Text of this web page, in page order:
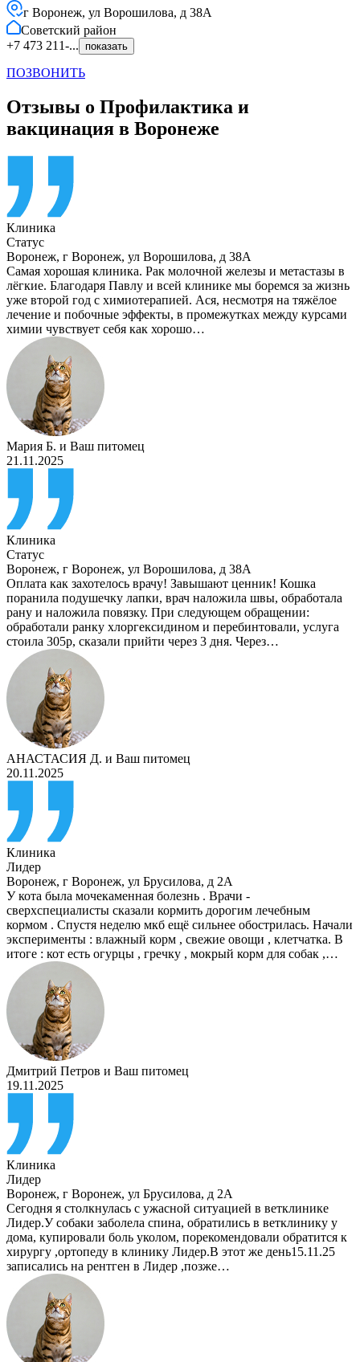
г Воронеж, ул Ворошилова, д 38А
Советский район
+7 473 211-...
показать
ПОЗВОНИТЬ
Отзывы о Профилактика и
вакцинация в Воронеже
Клиника
Статус
Воронеж, г Воронеж, ул Ворошилова, д 38А
Самая хорошая клиника. Рак молочной железы и метастазы в
лёгкие. Благодаря Павлу и всей клинике мы боремся за жизнь
уже второй год с химиотерапией. Ася, несмотря на тяжёлое
лечение и побочные эффекты, в промежутках между курсами
химии чувствует себя как хорошо…
Мария Б. и Ваш питомец
21.11.2025
Клиника
Статус
Воронеж, г Воронеж, ул Ворошилова, д 38А
Оплата как захотелось врачу! Завышают ценник! Кошка
поранила подушечку лапки, врач наложила швы, обработала
рану и наложила повязку. При следующем обращении:
обработали ранку хлоргексидином и перебинтовали, услуга
стоила 305р, сказали прийти через 3 дня. Через…
АНАСТАСИЯ Д. и Ваш питомец
20.11.2025
Клиника
Лидер
Воронеж, г Воронеж, ул Брусилова, д 2А
У кота была мочекаменная болезнь . Врачи -
сверхспециалисты сказали кормить дорогим лечебным
кормом . Спустя неделю мкб ещё сильнее обострилась. Начали
эксперименты : влажный корм , свежие овощи , клетчатка. В
итоге : кот есть огурцы , гречку , мокрый корм для собак ,…
Дмитрий Петров и Ваш питомец
19.11.2025
Клиника
Лидер
Воронеж, г Воронеж, ул Брусилова, д 2А
Сегодня я столкнулась с ужасной ситуацией в ветклинике
Лидер.У собаки заболела спина, обратились в ветклинику у
дома, купировали боль уколом, порекомендовали обратится к
хирургу ,ортопеду в клинику Лидер.В этот же день15.11.25
записались на рентген в Лидер ,позже…